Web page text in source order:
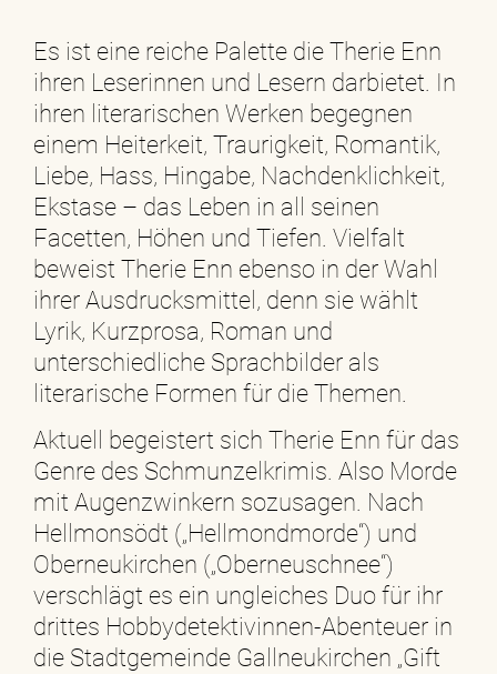
Es ist eine reiche Palette die Therie Enn
ihren Leserinnen und Lesern darbietet. In
ihren literarischen Werken begegnen
einem Heiterkeit, Traurigkeit, Romantik,
Liebe, Hass, Hingabe, Nachdenklichkeit,
Ekstase – das Leben in all seinen
Facetten, Höhen und Tiefen. Vielfalt
beweist Therie Enn ebenso in der Wahl
ihrer Ausdrucksmittel, denn sie wählt
Lyrik, Kurzprosa, Roman und
unterschiedliche Sprachbilder als
literarische Formen für die Themen.
Aktuell begeistert sich Therie Enn für das
Genre des Schmunzelkrimis. Also Morde
mit Augenzwinkern sozusagen. Nach
Hellmonsödt („Hellmondmorde“) und
Oberneukirchen („Oberneuschnee“)
verschlägt es ein ungleiches Duo für ihr
drittes Hobbydetektivinnen-Abenteuer in
die Stadtgemeinde Gallneukirchen „Gift